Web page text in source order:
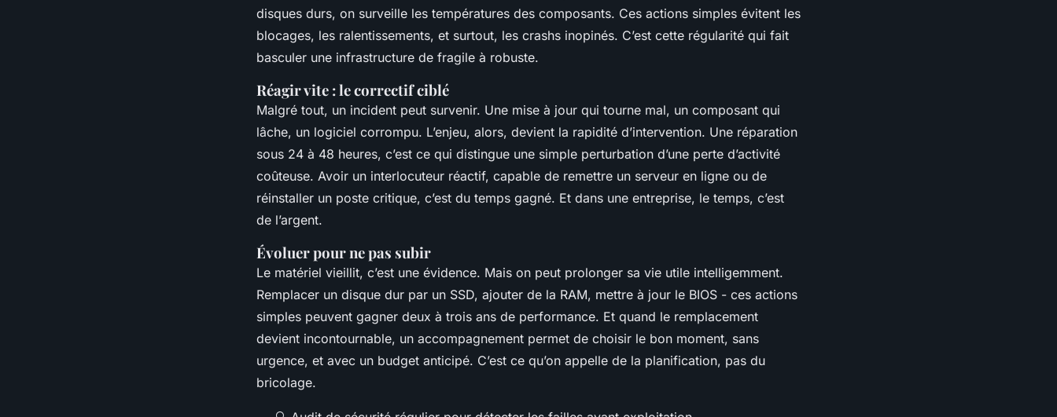
disques durs, on surveille les températures des composants. Ces actions simples évitent les
blocages, les ralentissements, et surtout, les crashs inopinés. C’est cette régularité qui fait
basculer une infrastructure de fragile à robuste.
Réagir vite : le correctif ciblé
Malgré tout, un incident peut survenir. Une mise à jour qui tourne mal, un composant qui
lâche, un logiciel corrompu. L’enjeu, alors, devient la rapidité d’intervention. Une réparation
sous 24 à 48 heures, c’est ce qui distingue une simple perturbation d’une perte d’activité
coûteuse. Avoir un interlocuteur réactif, capable de remettre un serveur en ligne ou de
réinstaller un poste critique, c’est du temps gagné. Et dans une entreprise, le temps, c’est
de l’argent.
Évoluer pour ne pas subir
Le matériel vieillit, c’est une évidence. Mais on peut prolonger sa vie utile intelligemment.
Remplacer un disque dur par un SSD, ajouter de la RAM, mettre à jour le BIOS - ces actions
simples peuvent gagner deux à trois ans de performance. Et quand le remplacement
devient incontournable, un accompagnement permet de choisir le bon moment, sans
urgence, et avec un budget anticipé. C’est ce qu’on appelle de la planification, pas du
bricolage.